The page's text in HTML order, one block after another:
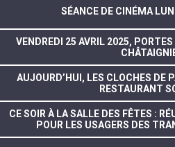
SÉANCE DE CINÉMA
VENDREDI 25 AVRIL 2025, PORTES
AUJOURD’HUI, LES CLOCHES DE
RESTAURANT
CE SOIR À LA SALLE DES FÊTES :
POUR LES USAGERS DES